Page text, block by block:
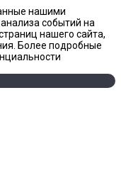
нашими
событий на
нашего сайта,
Более подробные